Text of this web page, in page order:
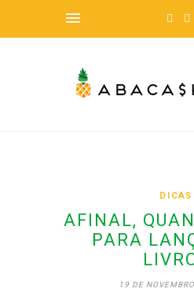
DICAS
AFINAL,
PARA
19 DE